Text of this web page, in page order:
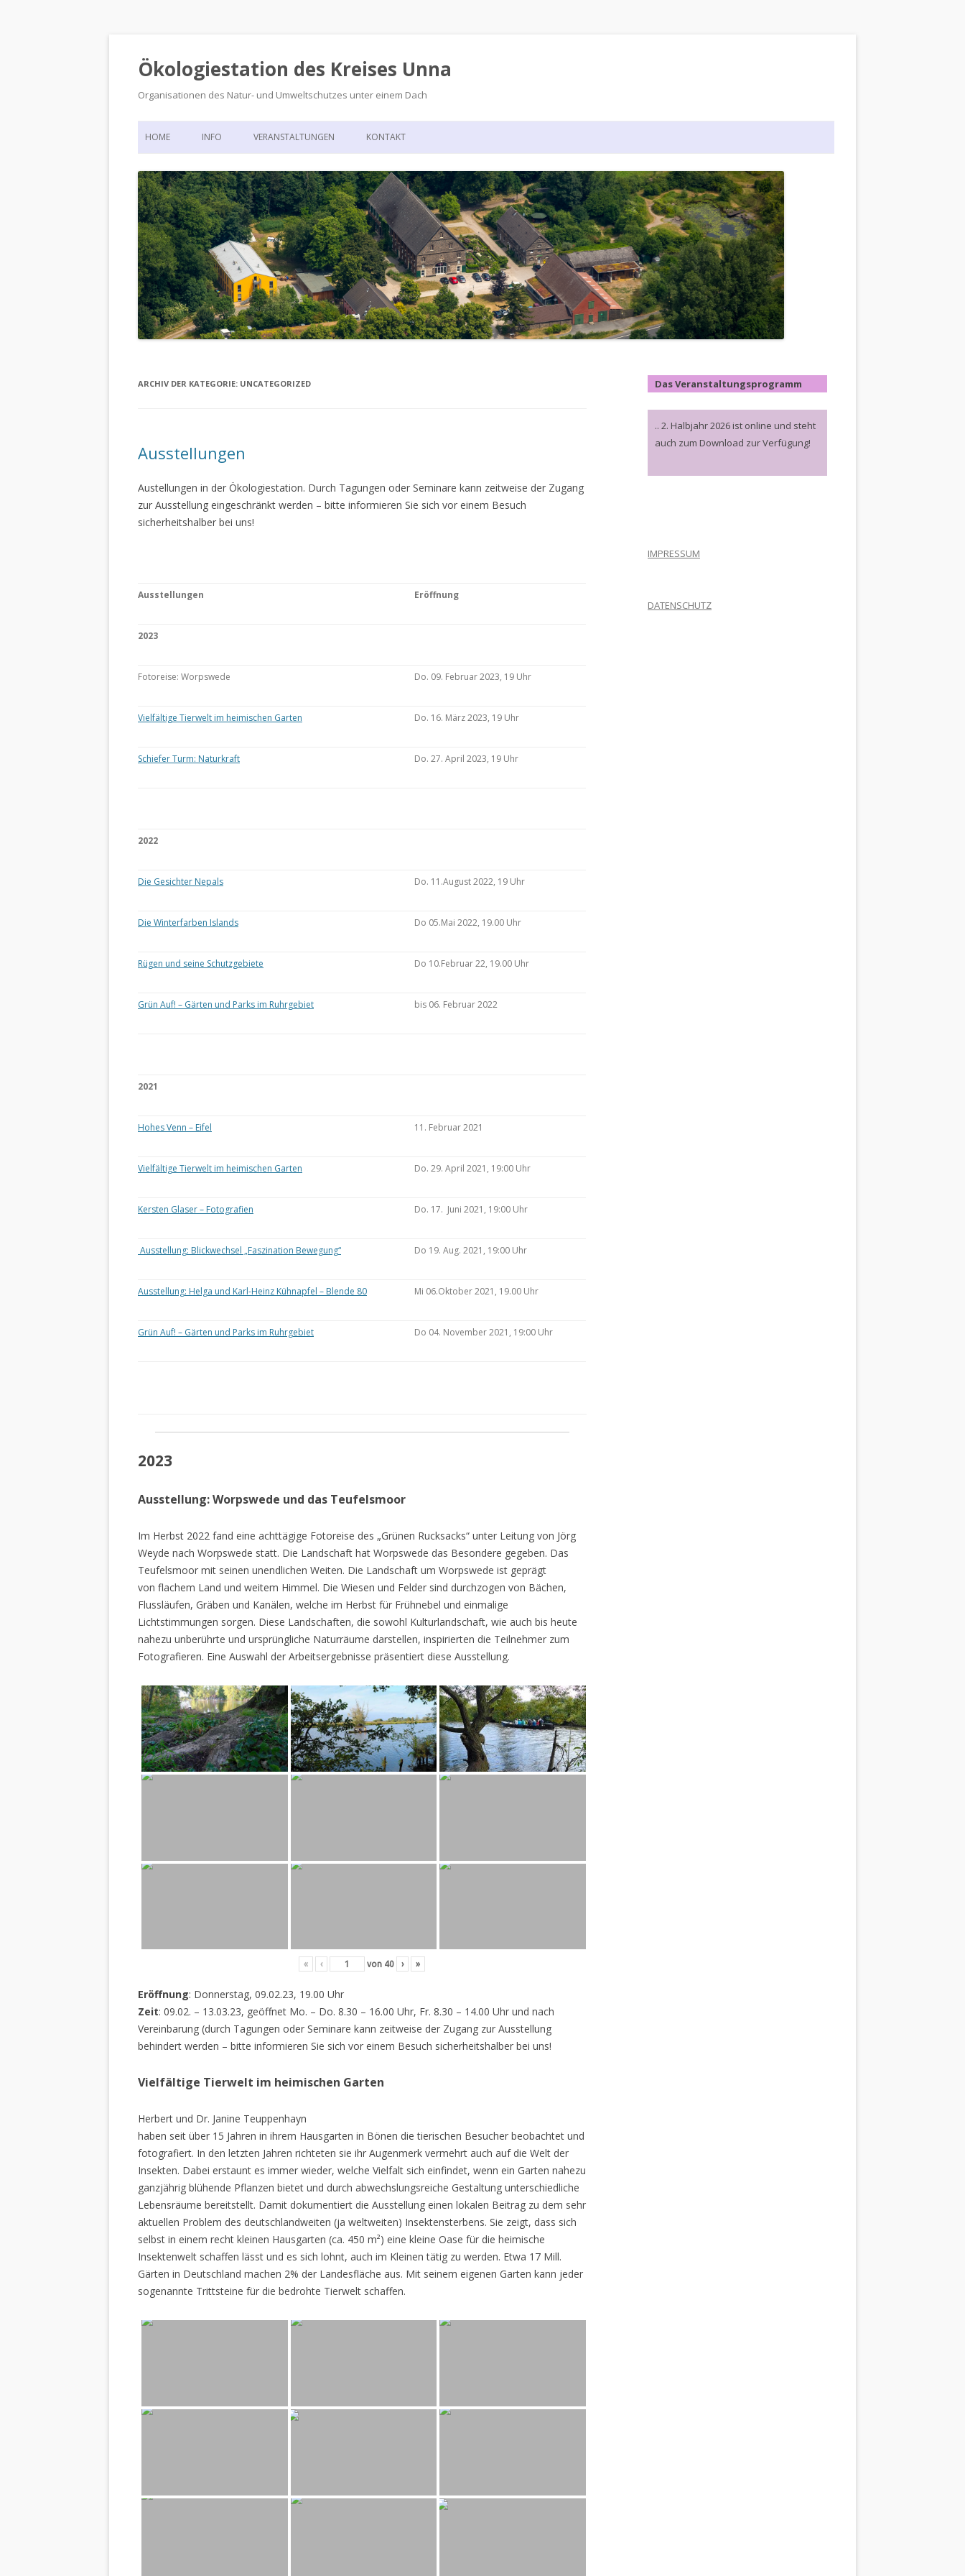
Ökologiestation des Kreises Unna
Organisationen des Natur- und Umweltschutzes unter einem Dach
Zum
HOME INFO
DIE ÖKOLOGIESTATION – FAST
900 JAHRE VORGESCHICHTE
VERANSTALTUNGEN KONTAKT
ARCHIV DER KATEGORIE: UNCATEGORIZED
Ausstellungen
Austellungen in der Ökologiestation. Durch Tagungen oder Seminare kann zeitweise der Zugang
zur Ausstellung eingeschränkt werden – bitte informieren Sie sich vor einem Besuch
sicherheitshalber bei uns!
Ausstellungen Eröffnung
2023
Fotoreise: Worpswede Do. 09. Februar 2023, 19 Uhr
Vielfältige Tierwelt im heimischen Garten Do. 16. März 2023, 19 Uhr
Schiefer Turm: Naturkraft Do. 27. April 2023, 19 Uhr
2022
Die Gesichter Nepals Do. 11.August 2022, 19 Uhr
Die Winterfarben Islands Do 05.Mai 2022, 19.00 Uhr
Rügen und seine Schutzgebiete Do 10.Februar 22, 19.00 Uhr
Grün Auf! – Gärten und Parks im Ruhrgebiet bis 06. Februar 2022
2021
Hohes Venn – Eifel 11. Februar 2021
Vielfältige Tierwelt im heimischen Garten Do. 29. April 2021, 19:00 Uhr
Kersten Glaser – Fotografien Do. 17. Juni 2021, 19:00 Uhr
Ausstellung: Blickwechsel „Faszination Bewegung“ Do 19. Aug. 2021, 19:00 Uhr
Ausstellung: Helga und Karl-Heinz Kühnapfel – Blende 80 Mi 06.Oktober 2021, 19.00 Uhr
Grün Auf! – Gärten und Parks im Ruhrgebiet Do 04. November 2021, 19:00 Uhr
2023
Ausstellung: Worpswede und das Teufelsmoor
Im Herbst 2022 fand eine achttägige Fotoreise des „Grünen Rucksacks“ unter Leitung von Jörg
Weyde nach Worpswede statt. Die Landschaft hat Worpswede das Besondere gegeben. Das
Teufelsmoor mit seinen unendlichen Weiten. Die Landschaft um Worpswede ist geprägt
von flachem Land und weitem Himmel. Die Wiesen und Felder sind durchzogen von Bächen,
Flussläufen, Gräben und Kanälen, welche im Herbst für Frühnebel und einmalige
Lichtstimmungen sorgen. Diese Landschaften, die sowohl Kulturlandschaft, wie auch bis heute
nahezu unberührte und ursprüngliche Naturräume darstellen, inspirierten die Teilnehmer zum
Fotografieren. Eine Auswahl der Arbeitsergebnisse präsentiert diese Ausstellung.
« ‹ von 40 › »
Eröffnung: Donnerstag, 09.02.23, 19.00 Uhr
Zeit: 09.02. – 13.03.23, geöffnet Mo. – Do. 8.30 – 16.00 Uhr, Fr. 8.30 – 14.00 Uhr und nach
Vereinbarung (durch Tagungen oder Seminare kann zeitweise der Zugang zur Ausstellung
behindert werden – bitte informieren Sie sich vor einem Besuch sicherheitshalber bei uns!
Vielfältige Tierwelt im heimischen Garten
Herbert und Dr. Janine Teuppenhayn
haben seit über 15 Jahren in ihrem Hausgarten in Bönen die tierischen Besucher beobachtet und
fotografiert. In den letzten Jahren richteten sie ihr Augenmerk vermehrt auch auf die Welt der
Insekten. Dabei erstaunt es immer wieder, welche Vielfalt sich einfindet, wenn ein Garten nahezu
ganzjährig blühende Pflanzen bietet und durch abwechslungsreiche Gestaltung unterschiedliche
Lebensräume bereitstellt. Damit dokumentiert die Ausstellung einen lokalen Beitrag zu dem sehr
aktuellen Problem des deutschlandweiten (ja weltweiten) Insektensterbens. Sie zeigt, dass sich
selbst in einem recht kleinen Hausgarten (ca. 450 m²) eine kleine Oase für die heimische
Insektenwelt schaffen lässt und es sich lohnt, auch im Kleinen tätig zu werden. Etwa 17 Mill.
Gärten in Deutschland machen 2% der Landesfläche aus. Mit seinem eigenen Garten kann jeder
sogenannte Trittsteine für die bedrohte Tierwelt schaffen.
Das Veranstaltungsprogramm
.. 2. Halbjahr 2026 ist online und steht
auch zum Download zur Verfügung!
IMPRESSUM
DATENSCHUTZ